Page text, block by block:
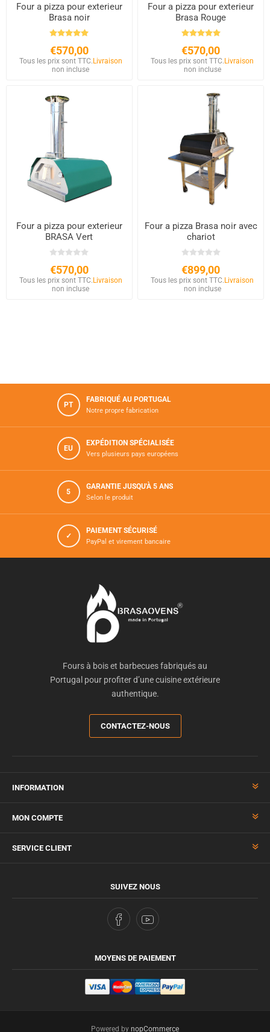
Four a pizza pour exterieur
Brasa noir
€570,00
Tous les prix sont TTC.Livraison
non incluse
Four a pizza pour exterieur
Brasa Rouge
€570,00
Tous les prix sont TTC.Livraison
non incluse
Four a pizza pour exterieur
BRASA Vert
€570,00
Tous les prix sont TTC. Livraison
non incluse
Four a pizza Brasa noir avec
chariot
€899,00
Tous les prix sont TTC. Livraison
non incluse
PT
FABRIQUÉ AU PORTUGAL
Notre propre fabrication
EU
EXPÉDITION SPÉCIALISÉE
Vers plusieurs pays européens
5
GARANTIE JUSQU'À 5 ANS
Selon le produit
✓
PAIEMENT SÉCURISÉ
PayPal et virement bancaire
Fours à bois et barbecues fabriqués au
Portugal pour profiter d’une cuisine extérieure
authentique.
CONTACTEZ-NOUS
INFORMATION
MON COMPTE
SERVICE CLIENT
SUIVEZ NOUS
MOYENS DE PAIEMENT
Powered by nopCommerce